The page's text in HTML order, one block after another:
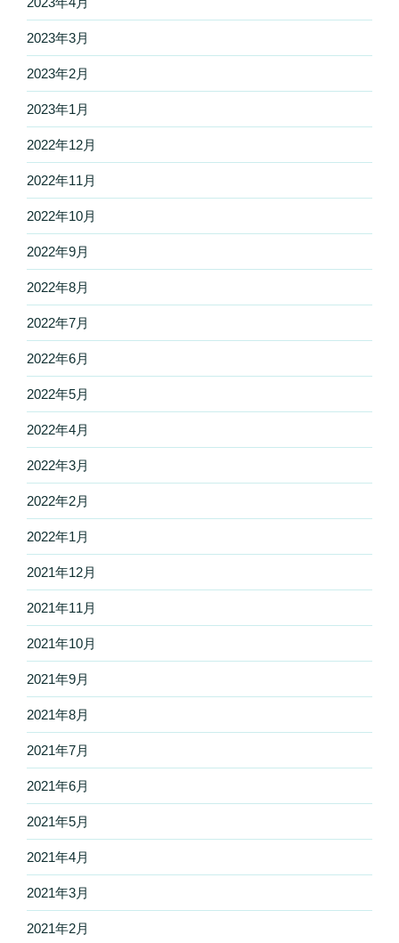
2023年3月
2023年2月
2023年1月
2022年12月
2022年11月
2022年10月
2022年9月
2022年8月
2022年7月
2022年6月
2022年5月
2022年4月
2022年3月
2022年2月
2022年1月
2021年12月
2021年11月
2021年10月
2021年9月
2021年8月
2021年7月
2021年6月
2021年5月
2021年4月
2021年3月
2021年2月